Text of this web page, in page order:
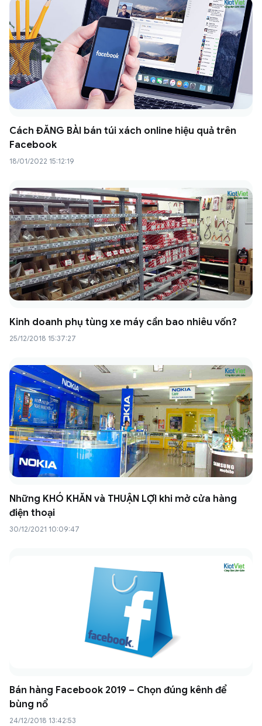
Cách ĐĂNG BÀI bán túi xách online hiệu quả trên
Facebook
18/01/2022 15:12:19
Kinh doanh phụ tùng xe máy cần bao nhiêu vốn?
25/12/2018 15:37:27
Những KHÓ KHĂN và THUẬN LỢI khi mở cửa hàng
điện thoại
30/12/2021 10:09:47
Bán hàng Facebook 2019 – Chọn đúng kênh để
bùng nổ
24/12/2018 13:42:53